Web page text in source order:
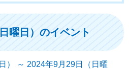
曜日）のイベント
） ～ 2024年9月29日（日曜